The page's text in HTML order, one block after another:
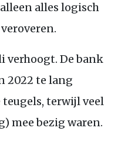
alles logisch
verhoogt. De bank
2022 te lang
terwijl veel
mee bezig waren.